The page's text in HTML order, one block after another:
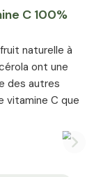
C 100%
naturelle à
ont une
des autres
vitamine C que